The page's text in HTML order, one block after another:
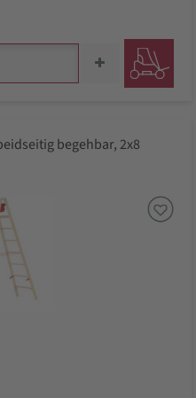
begehbar, 2x8